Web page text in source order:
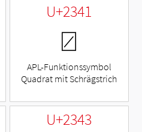
U+2341
⍁
APL-Funktionssymbol
Quadrat mit Schrägstrich
U+2343